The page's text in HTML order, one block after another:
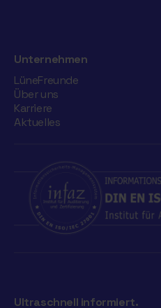
Unternehmen
LüneFreunde
Über uns
Karriere
Aktuelles
Ultraschnell informiert.